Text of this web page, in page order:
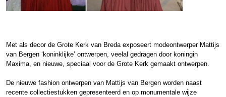
Met als decor de Grote Kerk van Breda exposeert modeontwerper Mattijs
van Bergen ‘koninklijke’ ontwerpen, veelal gedragen door koningin
Maxima, en nieuwe, speciaal voor de Grote Kerk gemaakt ontwerpen.
De nieuwe fashion ontwerpen van Mattijs van Bergen worden naast
recente collectiestukken gepresenteerd en op monumentale wijze